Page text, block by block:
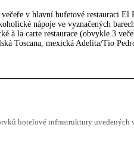
v hlavní bufetové restauraci El
nápoje ve vyznačených
à la carte restaurace (obvykle 3
Toscana, mexická Adelita/Tio
hotelové infrastruktury uvedených